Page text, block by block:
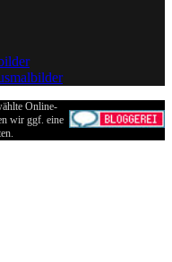
Online-
wir ggf. eine